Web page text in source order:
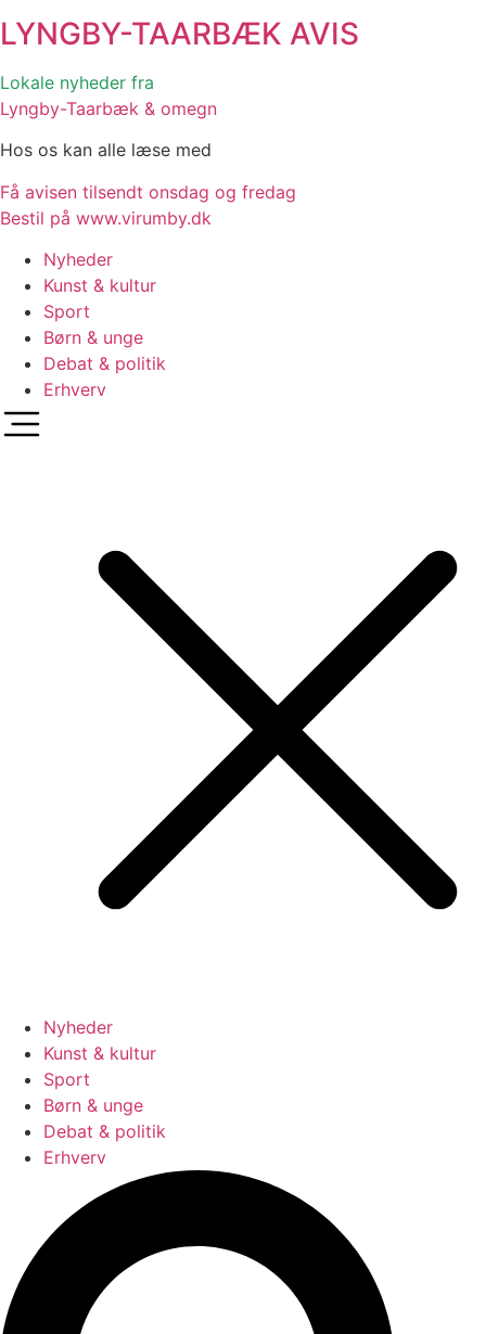
LYNGBY-TAARBÆK AVIS
Lokale nyheder fra
Lyngby-Taarbæk & omegn
Hos os kan alle læse med
Få avisen tilsendt onsdag og fredag
Bestil på www.virumby.dk
Nyheder
Kunst & kultur
Sport
Børn & unge
Debat & politik
Erhverv
Nyheder
Kunst & kultur
Sport
Børn & unge
Debat & politik
Erhverv